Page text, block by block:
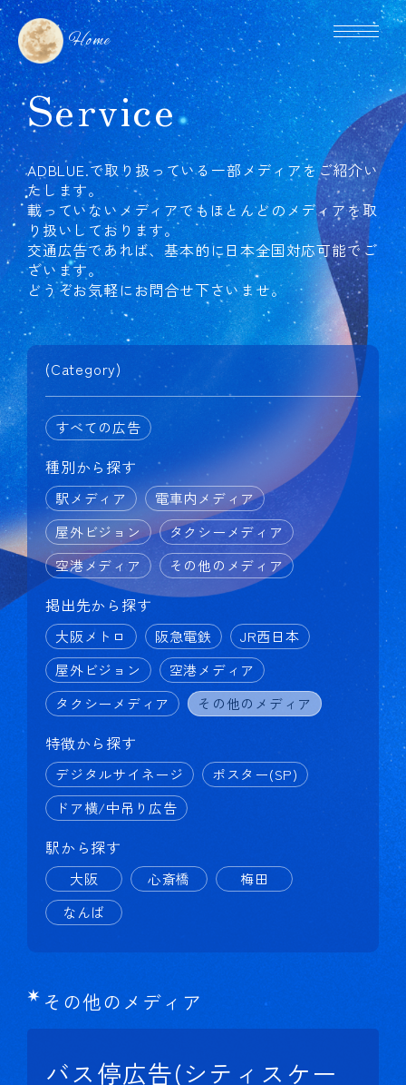
Home
Service
ADBLUE.で取り扱っている一部メディアをご紹介い
たします。
載っていないメディアでもほとんどのメディアを取
り扱いしております。
交通広告であれば、基本的に日本全国対応可能でご
ざいます。
どうぞお気軽にお問合せ下さいませ。
(Category)
すべての広告
種別から探す
駅メディア
電車内メディア
屋外ビジョン
タクシーメディア
空港メディア
その他のメディア
掲出先から探す
大阪メトロ 阪急電鉄
JR西日本
屋外ビジョン
空港メディア
タクシーメディア
その他のメディア
特徴から探す
デジタルサイネージ
ポスター(SP)
ドア横/中吊り広告
駅から探す
大阪 心斎橋
梅田
なんば
その他のメディア
バス停広告(シティスケー